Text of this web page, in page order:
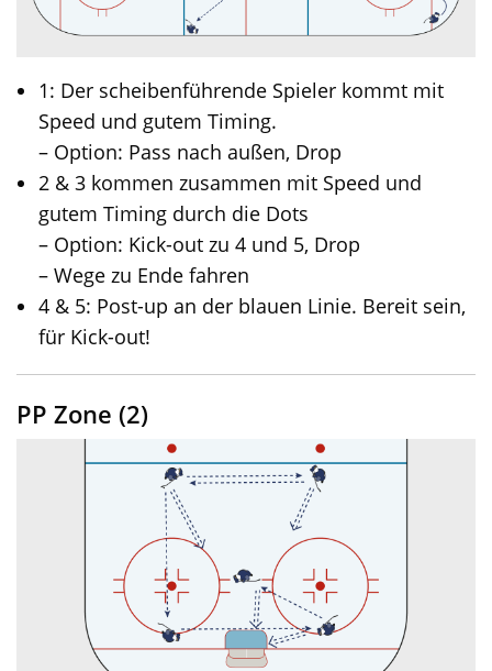
1: Der scheibenführende Spieler kommt mit
Speed und gutem Timing.
– Option: Pass nach außen, Drop
2 & 3 kommen zusammen mit Speed und
gutem Timing durch die Dots
– Option: Kick-out zu 4 und 5, Drop
– Wege zu Ende fahren
4 & 5: Post-up an der blauen Linie. Bereit sein,
für Kick-out!
PP Zone (2)